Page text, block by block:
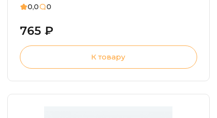
0,0 0
765 ₽
К товару